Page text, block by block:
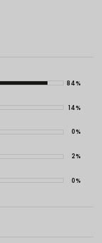
84%
14%
0%
2%
0%